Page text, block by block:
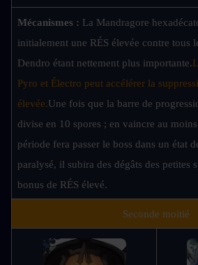
Mécanismes : La Mandragore
initialement une RÉS élevée contre tous
Dendro étant nettement plus importante.
Pyro et Électro peut accélérer la
élevée.Une fois que la barre de
divise en 10 spores ; en vaincre au
période fera passer le boss dans un état
paralysé, il subira des dégâts des petites
bonus de RÉS élevé.
Seconde moitié